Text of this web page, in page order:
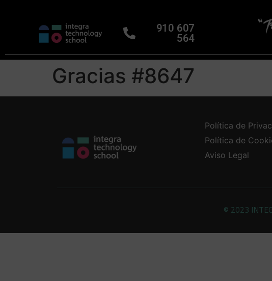
910 607
564
Gracias #8647
Política de
Política de
Aviso Legal
© 2023